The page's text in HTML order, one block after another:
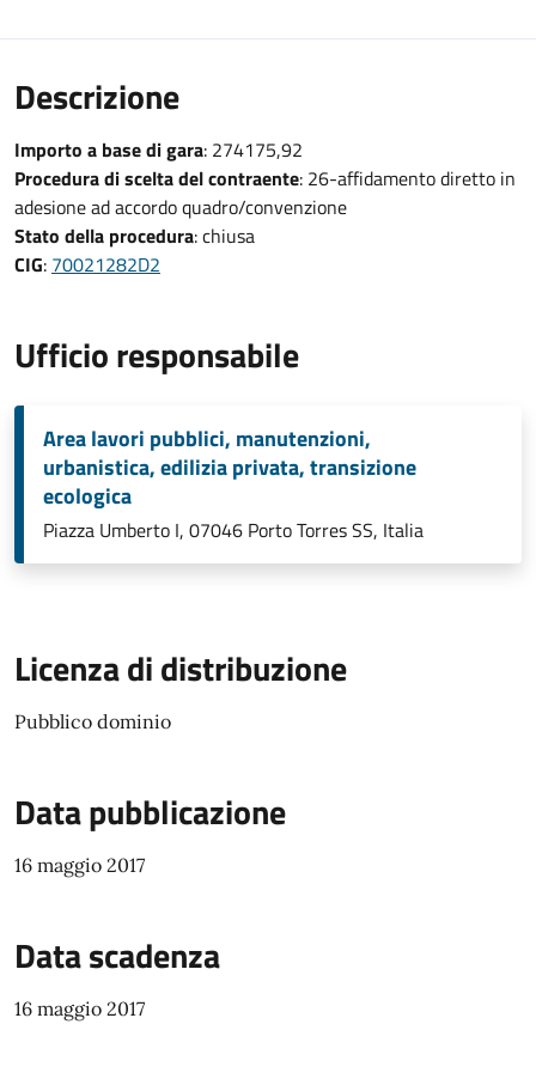
Descrizione
Importo a base di gara: 274175,92
Procedura di scelta del contraente: 26-affidamento diretto in
adesione ad accordo quadro/convenzione
Stato della procedura: chiusa
CIG: 70021282D2
Ufficio responsabile
Area lavori pubblici, manutenzioni,
urbanistica, edilizia privata, transizione
ecologica
Piazza Umberto I, 07046 Porto Torres SS, Italia
Licenza di distribuzione
Pubblico dominio
Data pubblicazione
16 maggio 2017
Data scadenza
16 maggio 2017